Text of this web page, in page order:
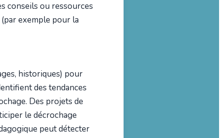
conseils ou ressources
exemple pour la
historiques) pour
des tendances
Des projets de
le décrochage
peut détecter